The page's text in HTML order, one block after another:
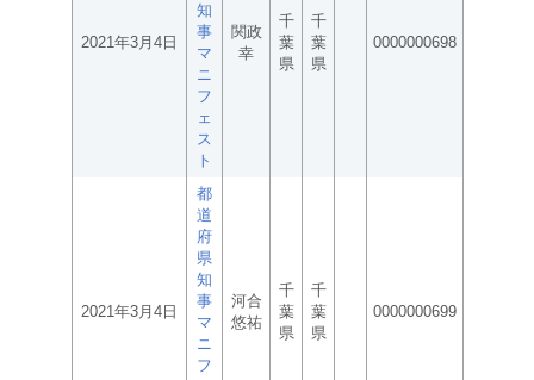
2021年3月4日
知
事
マ
ニ
フ
ェ
ス
ト
関政
幸
千
葉
県
千
葉
県
0000000698
2021年3月4日
都
道
府
県
知
事
マ
ニ
フ
河合
悠祐
千
葉
県
千
葉
県
0000000699